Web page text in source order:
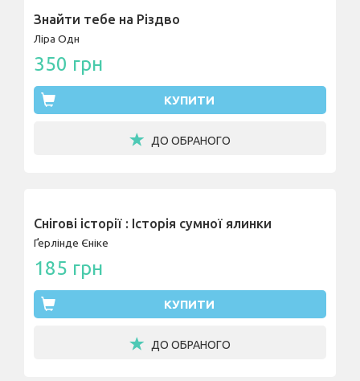
Знайти тебе на Різдво
Ліра Одн
350 грн
КУПИТИ
ДО ОБРАНОГО
Снігові історії : Історія сумної ялинки
Ґерлінде Єніке
185 грн
КУПИТИ
ДО ОБРАНОГО